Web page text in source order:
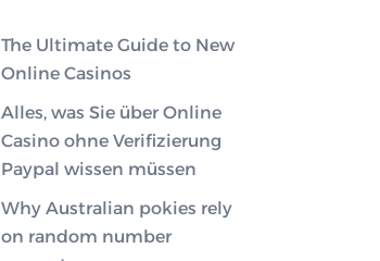
The Ultimate Guide to New
Online Casinos
Alles, was Sie über Online
Casino ohne Verifizierung
Paypal wissen müssen
Why Australian pokies rely
on random number